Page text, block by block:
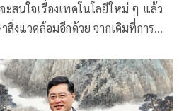
สนใจเรื่องเทคโนโลยีใหม่ ๆ แล้ว
สิ่งแวดล้อมอีกด้วย จากเดิมที่การทำ